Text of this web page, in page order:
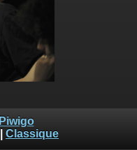
Piwigo
Classique